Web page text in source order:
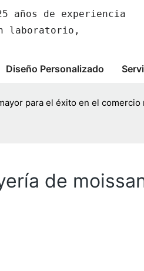
años de experiencia
laboratorio,
Diseño Personalizado
para el éxito en el comercio
de